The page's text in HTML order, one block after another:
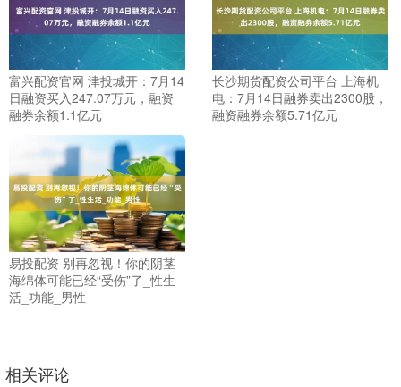
富兴配资官网 津投城开：7月14
日融资买入247.07万元，融资
融券余额1.1亿元
长沙期货配资公司平台 上海机
电：7月14日融券卖出2300股，
融资融券余额5.71亿元
易投配资 别再忽视！你的阴茎
海绵体可能已经“受伤”了_性生
活_功能_男性
相关评论